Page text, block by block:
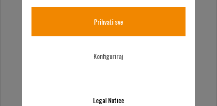
Brojevi stranica objava
8 Stari doprinosi
Prihvati sve
Konfiguriraj
Legal Notice